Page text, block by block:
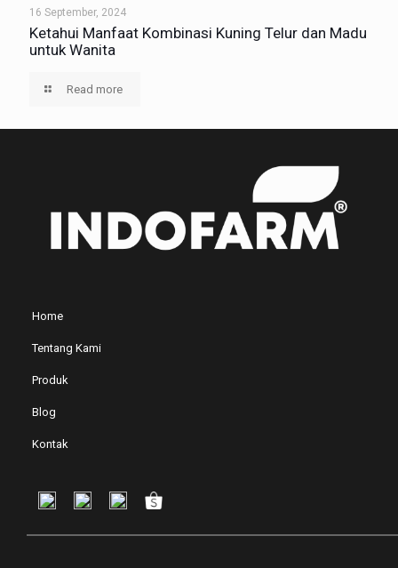
16 September, 2024
Ketahui Manfaat Kombinasi Kuning Telur dan Madu
untuk Wanita
Read more
Home
Tentang Kami
Produk
Blog
Kontak